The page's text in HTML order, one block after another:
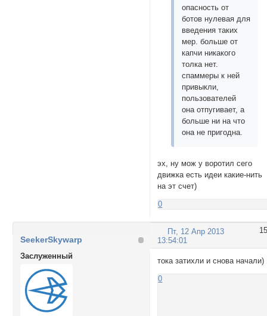
опасность от
ботов нулевая для
введения таких
мер. больше от
капчи никакого
толка нет.
спаммеры к ней
привыкли,
пользователей
она отпугивает, а
больше ни на что
она не пригодна.
эх, ну мож у воротил сего
движка есть идеи какие-нить
на эт счет)
0
15
Пт, 12 Апр 2013
13:54:01
SeekerSkywarp
Заслуженный
тока затихли и снова начали)
0